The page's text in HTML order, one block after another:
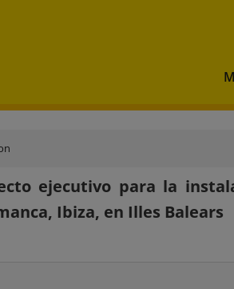
ejecutivo para la
Ibiza, en Illes Balears